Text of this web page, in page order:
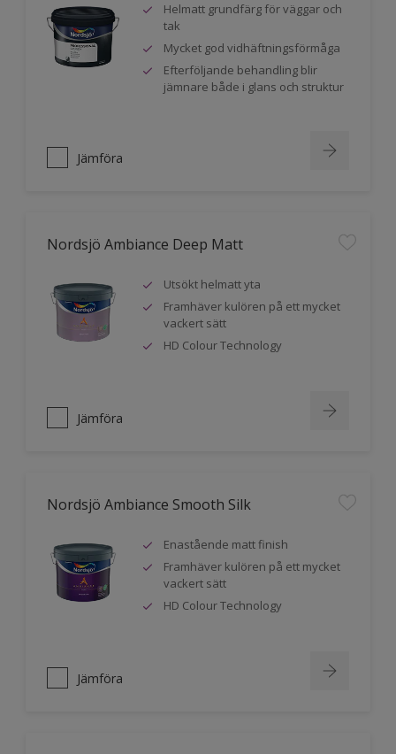
Helmatt grundfärg för väggar och
tak
Mycket god vidhäftningsförmåga
Efterföljande behandling blir
jämnare både i glans och struktur
Jämföra
Nordsjö Ambiance Deep Matt
Utsökt helmatt yta
Framhäver kulören på ett mycket
vackert sätt
HD Colour Technology
Jämföra
Nordsjö Ambiance Smooth Silk
Enastående matt finish
Framhäver kulören på ett mycket
vackert sätt
HD Colour Technology
Jämföra